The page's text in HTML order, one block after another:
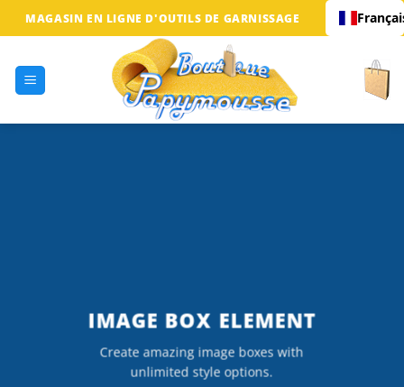
Passer
au
MAGASIN EN LIGNE D'OUTILS DE GARNISSAGE
IMAGE BOX ELEMENT
Create amazing image boxes with
unlimited style options.